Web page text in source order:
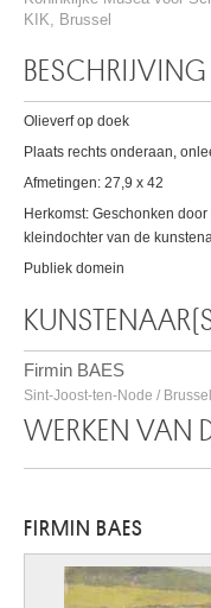
KIK, Brussel
BESCHRIJVING
Olieverf op doek
Plaats rechts onderaan,
Afmetingen: 27,9 x 42
Herkomst: Geschonken
kleindochter van de
Publiek domein
Firmin BAES
Sint-Joost-ten-Node /
WERKEN VAN
FIRMIN BAES